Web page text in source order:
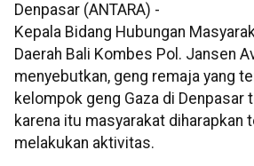
Denpasar (ANTARA) -
Kepala Bidang Hubungan
Daerah Bali Kombes Pol. Jansen
menyebutkan, geng remaja yang
kelompok geng Gaza di Denpasar
karena itu masyarakat diharapkan
melakukan aktivitas.